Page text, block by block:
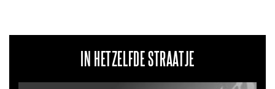
IN HETZELFDE STRAATJE